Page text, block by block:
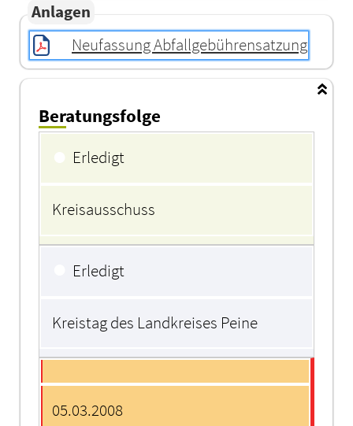
Anlagen
Neufassung Abfallgebührensatzung
Beratungsfolge
● Erledigt
Kreisausschuss
Erledigt
Kreistag des Landkreises Peine
05.03.2008